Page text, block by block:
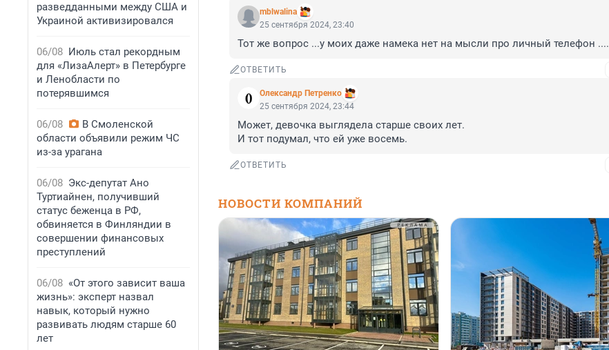
разведданными между США и
Украиной активизировался
06/08 Июль стал рекордным
для «ЛизаАлерт» в Петербурге
и Ленобласти по
потерявшимся
06/08
В Смоленской
области объявили режим ЧС
из-за урагана
06/08 Экс-депутат Ано
Туртиайнен, получивший
статус беженца в РФ,
обвиняется в Финляндии в
совершении финансовых
преступлений
06/08 «От этого зависит ваша
жизнь»: эксперт назвал
навык, который нужно
развивать людям старше 60
лет
mblwalina
25 сентября 2024, 23:40
Тот же вопрос ...у моих даже намека нет на мысли про личный телефон ....
ОТВЕТИТЬ
Олександр Петренко
25 сентября 2024, 23:44
Может, девочка выглядела старше своих лет.
И тот подумал, что ей уже восемь.
ОТВЕТИТЬ
НОВОСТИ КОМПАНИЙ